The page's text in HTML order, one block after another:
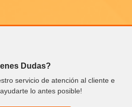
Dudas?
servicio de atención al cliente e
lo antes posible!